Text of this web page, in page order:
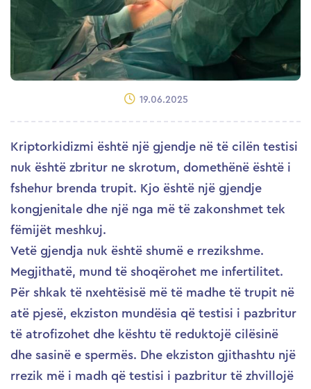
19.06.2025
Kriptorkidizmi është një gjendje në të cilën testisi
nuk është zbritur ne skrotum, domethënë është i
fshehur brenda trupit. Kjo është një gjendje
kongjenitale dhe një nga më të zakonshmet tek
fëmijët meshkuj.
Vetë gjendja nuk është shumë e rrezikshme.
Megjithatë, mund të shoqërohet me infertilitet.
Për shkak të nxehtësisë më të madhe të trupit në
atë pjesë, ekziston mundësia që testisi i pazbritur
të atrofizohet dhe kështu të reduktojë cilësinë
dhe sasinë e spermës. Dhe ekziston gjithashtu një
rrezik më i madh që testisi i pazbritur të zhvillojë